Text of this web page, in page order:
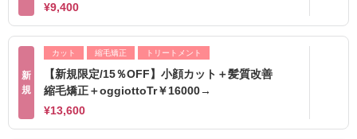
¥9,400
新
規
カット 縮毛矯正 トリートメント
【新規限定/15％OFF】小顔カット＋髪質改善
縮毛矯正＋oggiottoTr￥16000→
¥13,600